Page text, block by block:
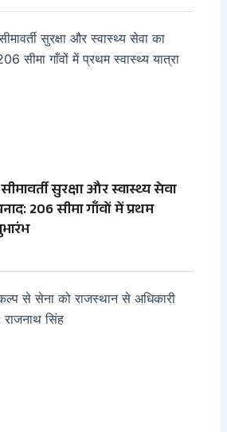
सुरक्षा और स्वास्थ्य सेवा
206 सीमा गाँवों में प्रथम